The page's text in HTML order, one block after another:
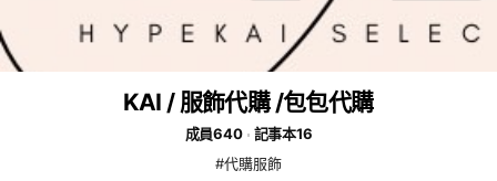
KAI / 服飾代購 /包包代購
成員640
記事本16
#代購服飾